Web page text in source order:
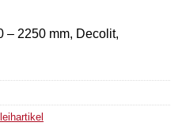
– 2250 mm, Decolit,